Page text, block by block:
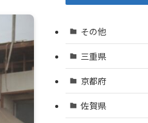
その他
三重県
京都府
佐賀県